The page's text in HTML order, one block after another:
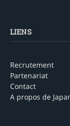
LIENS
Recrutement
Partenariat
Contact
A propos de